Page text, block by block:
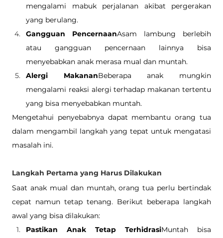
mengalami mabuk perjalanan akibat pergerakan
yang berulang.
Gangguan PencernaanAsam lambung berlebih
atau gangguan pencernaan lainnya bisa
menyebabkan anak merasa mual dan muntah.
Alergi MakananBeberapa anak mungkin
mengalami reaksi alergi terhadap makanan tertentu
yang bisa menyebabkan muntah.
Mengetahui penyebabnya dapat membantu orang tua
dalam mengambil langkah yang tepat untuk mengatasi
masalah ini.
Langkah Pertama yang Harus Dilakukan
Saat anak mual dan muntah, orang tua perlu bertindak
cepat namun tetap tenang. Berikut beberapa langkah
awal yang bisa dilakukan:
Pastikan Anak Tetap TerhidrasiMuntah bisa